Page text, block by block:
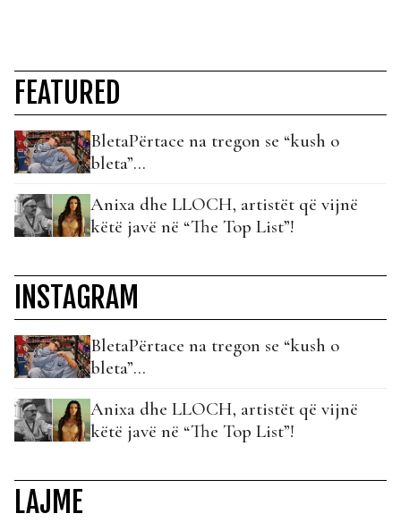
FEATURED
BletaPërtace na tregon se “kush o
bleta”…
Anixa dhe LLOCH, artistët që vijnë
këtë javë në “The Top List”!
INSTAGRAM
BletaPërtace na tregon se “kush o
bleta”…
Anixa dhe LLOCH, artistët që vijnë
këtë javë në “The Top List”!
LAJME